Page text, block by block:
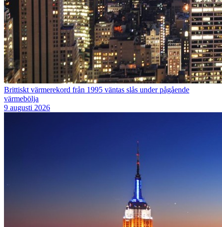
Brittiskt värmerekord från 1995 väntas slås under pågående
värmebölja
9 augusti 2026